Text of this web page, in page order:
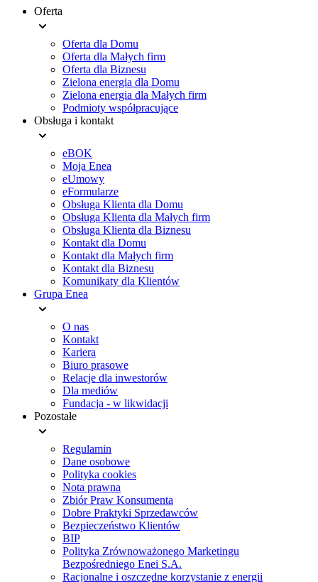
Menu
Oferta
Oferta dla Domu
Oferta dla Małych firm
Oferta dla Biznesu
Zielona energia dla Domu
Zielona energia dla Małych firm
Podmioty współpracujące
Obsługa i kontakt
eBOK
Moja Enea
eUmowy
eFormularze
Obsługa Klienta dla Domu
Obsługa Klienta dla Małych firm
Obsługa Klienta dla Biznesu
Kontakt dla Domu
Kontakt dla Małych firm
Kontakt dla Biznesu
Komunikaty dla Klientów
Grupa Enea
O nas
Kontakt
Kariera
Biuro prasowe
Relacje dla inwestorów
Dla mediów
Fundacja - w likwidacji
Pozostałe
Regulamin
Dane osobowe
Polityka cookies
Nota prawna
Zbiór Praw Konsumenta
Dobre Praktyki Sprzedawców
Bezpieczeństwo Klientów
BIP
Polityka Zrównoważonego Marketingu
Bezpośredniego Enei S.A.
Racjonalne i oszczędne korzystanie z energii